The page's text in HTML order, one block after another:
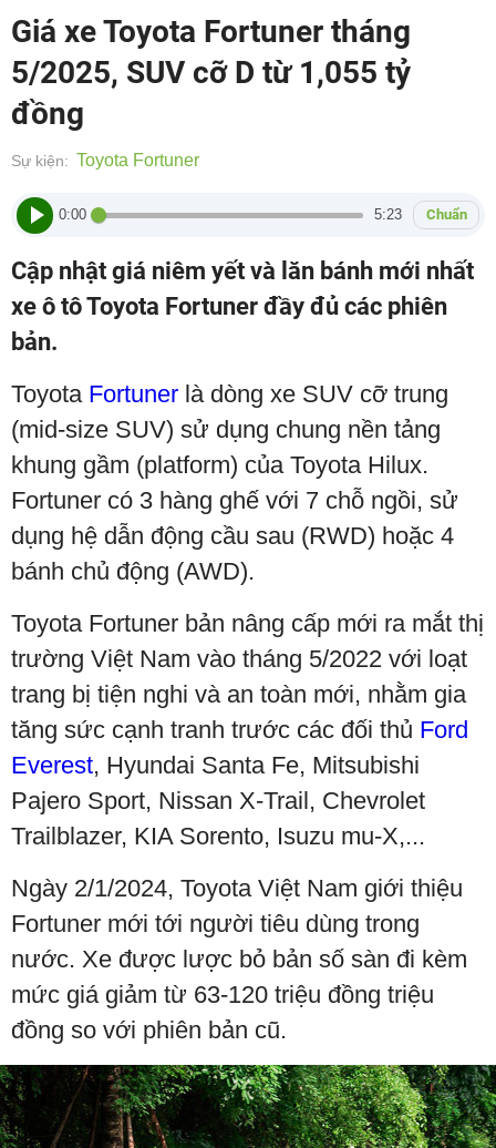
Giá xe Toyota Fortuner tháng
5/2025, SUV cỡ D từ 1,055 tỷ
đồng
Sự kiện: Toyota Fortuner
0:00 5:23 Chuẩn
Cập nhật giá niêm yết và lăn bánh mới nhất
xe ô tô Toyota Fortuner đầy đủ các phiên
bản.
Toyota Fortuner là dòng xe SUV cỡ trung
(mid-size SUV) sử dụng chung nền tảng
khung gầm (platform) của Toyota Hilux.
Fortuner có 3 hàng ghế với 7 chỗ ngồi, sử
dụng hệ dẫn động cầu sau (RWD) hoặc 4
bánh chủ động (AWD).
Toyota Fortuner bản nâng cấp mới ra mắt thị
trường Việt Nam vào tháng 5/2022 với loạt
trang bị tiện nghi và an toàn mới, nhằm gia
tăng sức cạnh tranh trước các đối thủ Ford
Everest, Hyundai Santa Fe, Mitsubishi
Pajero Sport, Nissan X-Trail, Chevrolet
Trailblazer, KIA Sorento, Isuzu mu-X,...
Ngày 2/1/2024, Toyota Việt Nam giới thiệu
Fortuner mới tới người tiêu dùng trong
nước. Xe được lược bỏ bản số sàn đi kèm
mức giá giảm từ 63-120 triệu đồng triệu
đồng so với phiên bản cũ.